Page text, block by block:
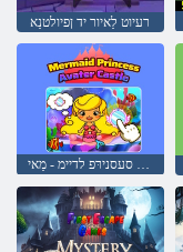
רעיוט לַאיור יד ןפיולטנַא